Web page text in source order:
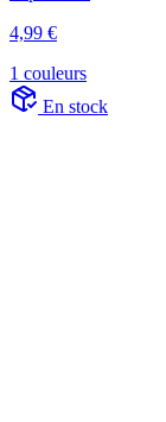
4,99 €
1 couleurs
En stock